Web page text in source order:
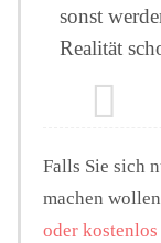
sonst
Realität
Falls Sie sich
machen
oder